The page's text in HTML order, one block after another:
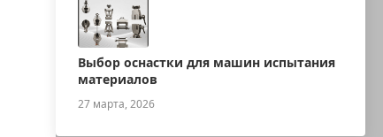
Выбор оснастки для машин испытания
материалов
27 марта, 2026